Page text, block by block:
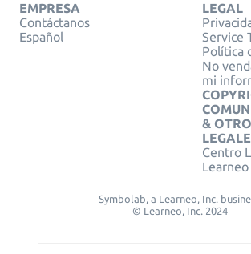
EMPRESA
Contáctanos
Español
LEGAL
Service
Política
No
mi
&
Centro
Learneo
Symbolab, a Learneo, Inc.
© Learneo, Inc. 2024